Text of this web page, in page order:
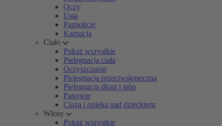
Oczy
Usta
Paznokcie
Karnacja
Ciało
Pokaż wszystkie
Pielęgnacja ciała
Oczyszczanie
Pielęgnacja przeciwsłoneczna
Pielęgnacja dłoni i stóp
Panowie
Ciąża i opieka nad dzieckiem
Włosy
Pokaż wszystkie